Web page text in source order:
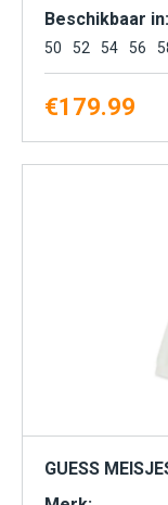
Beschikbaar in:
50 52 54 56
€179.99
GUESS